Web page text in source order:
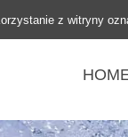
z witryny